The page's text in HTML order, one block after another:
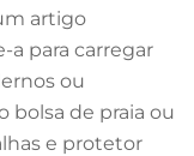
artigo
a para carregar
ou
bolsa de praia ou
e protetor